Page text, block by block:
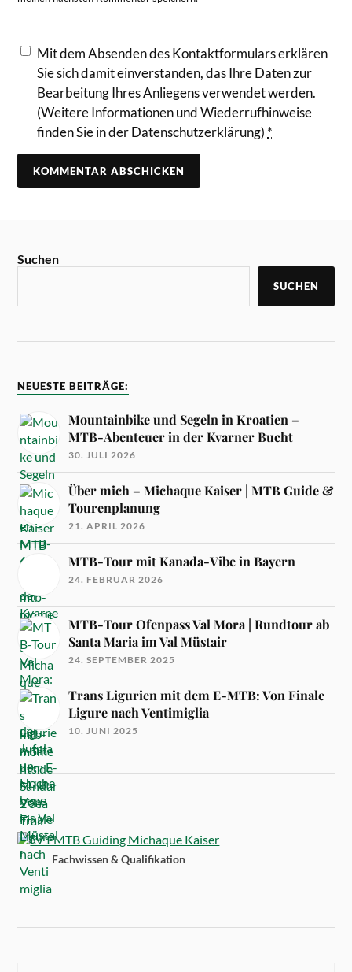
Mit dem Absenden des Kontaktformulars erklären
Sie sich damit einverstanden, das Ihre Daten zur
Bearbeitung Ihres Anliegens verwendet werden.
(Weitere Informationen und Wiederrufhinweise
finden Sie in der Datenschutzerklärung) *
Suchen
SUCHEN
NEUESTE BEITRÄGE:
Mountainbike und Segeln in Kroatien –
MTB-Abenteuer in der Kvarner Bucht
30. JULI 2026
Über mich – Michaque Kaiser | MTB Guide &
Tourenplanung
21. APRIL 2026
MTB-Tour mit Kanada-Vibe in Bayern
24. FEBRUAR 2026
MTB-Tour Ofenpass Val Mora | Rundtour ab
Santa Maria im Val Müstair
24. SEPTEMBER 2025
Trans Ligurien mit dem E-MTB: Von Finale
Ligure nach Ventimiglia
10. JUNI 2025
Fachwissen & Qualifikation